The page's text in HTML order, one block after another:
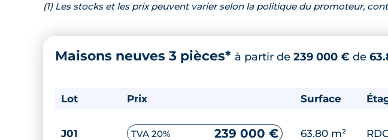
(1) Les stocks et les prix peuvent varier selon la politique du promoteur,
Maisons neuves 3 pièces* à partir de 239 000 € de
Lot Prix Surface
J01 TVA 20% 239 000 € 63.80 m²